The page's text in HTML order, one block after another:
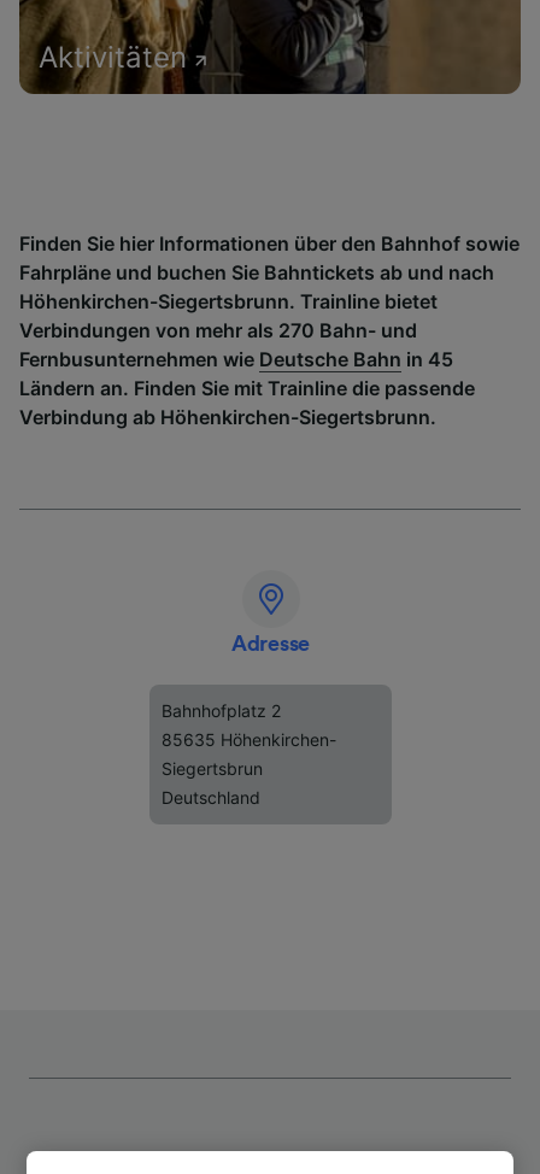
Aktivitäten
Finden Sie hier Informationen über den Bahnhof sowie
Fahrpläne und buchen Sie Bahntickets ab und nach
Höhenkirchen-Siegertsbrunn. Trainline bietet
Verbindungen von mehr als 270 Bahn- und
Fernbusunternehmen wie Deutsche Bahn in 45
Ländern an. Finden Sie mit Trainline die passende
Verbindung ab Höhenkirchen-Siegertsbrunn.
Adresse
Bahnhofplatz 2
85635 Höhenkirchen-
Siegertsbrun
Deutschland